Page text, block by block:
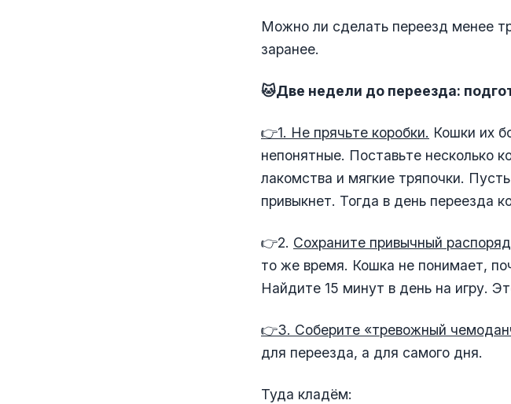
Можно ли сделать переезд менее
заранее.
🐱Две недели до переезда:
👉1. Не прячьте коробки. Кошки их
непонятные. Поставьте несколько
лакомства и мягкие тряпочки.
привыкнет. Тогда в день переезда
👉2. ⁠ Сохраните привычный
то же время. Кошка не понимает,
Найдите 15 минут в день на игру.
👉3. Соберите «тревожный
для переезда, а для самого дня.
Туда кладём: